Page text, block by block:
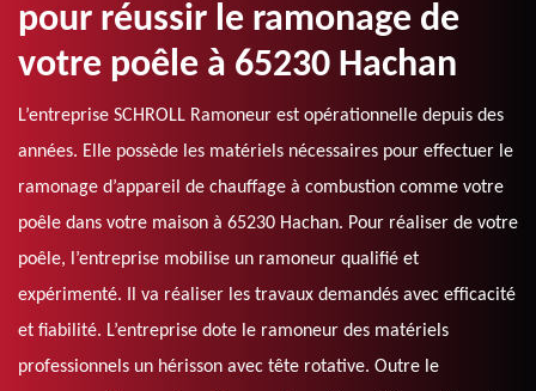
pour réussir le ramonage de
votre poêle à 65230 Hachan
L’entreprise SCHROLL Ramoneur est opérationnelle depuis des
années. Elle possède les matériels nécessaires pour effectuer le
ramonage d’appareil de chauffage à combustion comme votre
poêle dans votre maison à 65230 Hachan. Pour réaliser de votre
poêle, l’entreprise mobilise un ramoneur qualifié et
expérimenté. Il va réaliser les travaux demandés avec efficacité
et fiabilité. L’entreprise dote le ramoneur des matériels
professionnels un hérisson avec tête rotative. Outre le